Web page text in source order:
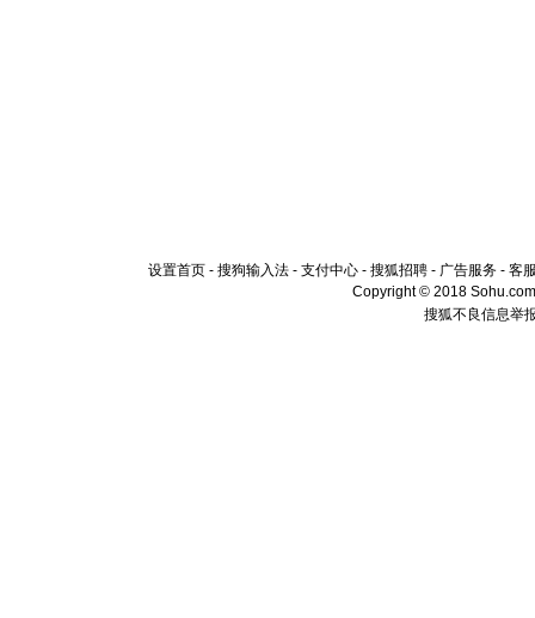
设置首页 - 搜狗输入法 - 支付中心 - 搜狐招聘 - 广告服务 - 客
Copyright © 2018
搜狐不良信息举